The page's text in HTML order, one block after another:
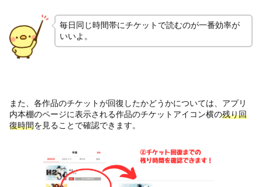
毎日同じ時間帯にチケットで読むのが一番効率が
いいよ。
また、各作品のチケットが回復したかどうかについては、アプリ
内本棚のページに表示される作品のチケットアイコン横の残り回
復時間を見ることで確認できます。